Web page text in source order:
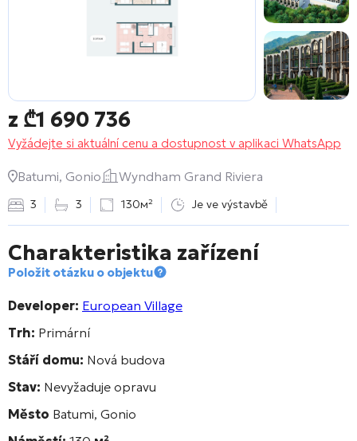
z ₾1 690 736
Vyžádejte si aktuální cenu a dostupnost v aplikaci WhatsApp
Batumi, Gonio Wyndham Grand Riviera
3 3 130м² Je ve výstavbě
Charakteristika zařízení
Položit otázku o objektu
Developer: European Village
Trh: Primární
Stáří domu: Nová budova
Stav: Nevyžaduje opravu
Město Batumi, Gonio